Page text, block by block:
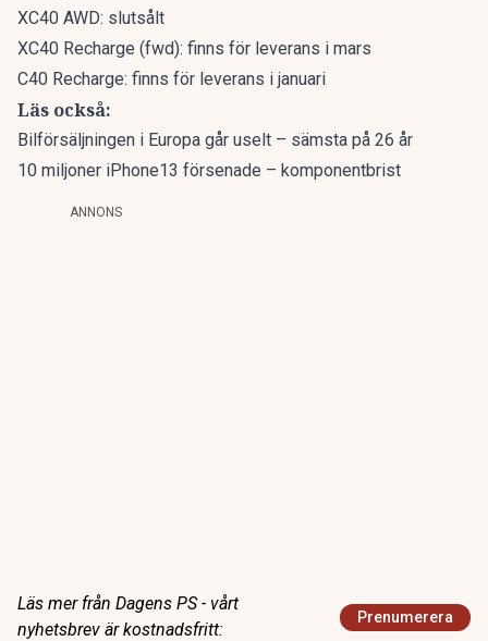
XC40 AWD: slutsålt
XC40 Recharge (fwd): finns för leverans i mars
C40 Recharge: finns för leverans i januari
Läs också:
Bilförsäljningen i Europa går uselt – sämsta på 26 år
10 miljoner iPhone13 försenade – komponentbrist
ANNONS
Läs mer från Dagens PS - vårt
nyhetsbrev är kostnadsfritt:
Prenumerera